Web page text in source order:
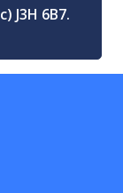
J3H 6B7.